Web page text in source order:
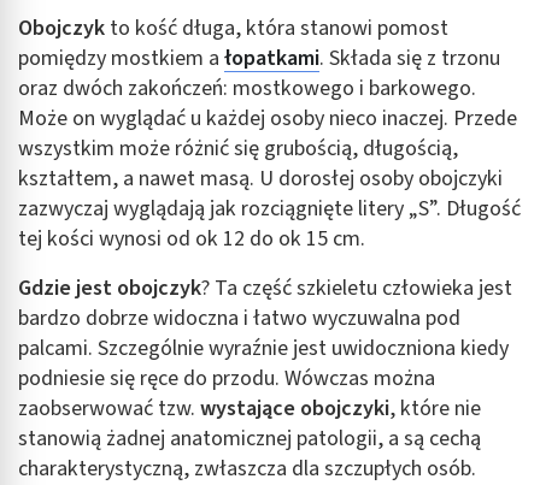
Obojczyk to kość długa, która stanowi pomost
pomiędzy mostkiem a łopatkami. Składa się z trzonu
oraz dwóch zakończeń: mostkowego i barkowego.
Może on wyglądać u każdej osoby nieco inaczej. Przede
wszystkim może różnić się grubością, długością,
kształtem, a nawet masą. U dorosłej osoby obojczyki
zazwyczaj wyglądają jak rozciągnięte litery „S”. Długość
tej kości wynosi od ok 12 do ok 15 cm.
Gdzie jest obojczyk? Ta część szkieletu człowieka jest
bardzo dobrze widoczna i łatwo wyczuwalna pod
palcami. Szczególnie wyraźnie jest uwidoczniona kiedy
podniesie się ręce do przodu. Wówczas można
zaobserwować tzw. wystające obojczyki, które nie
stanowią żadnej anatomicznej patologii, a są cechą
charakterystyczną, zwłaszcza dla szczupłych osób.